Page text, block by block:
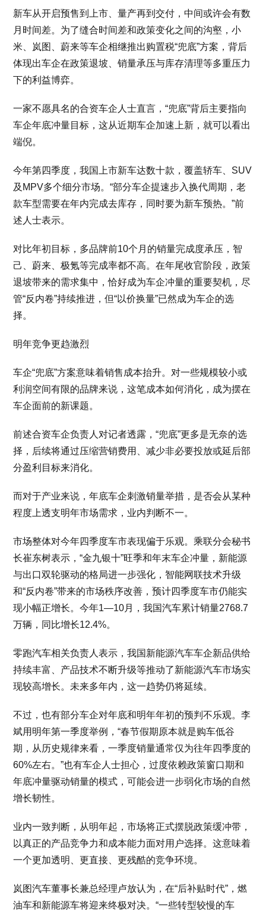
新车从开启预售到上市、量产再到交付，中间或许会有数
月时间差。为了缝合时间差和政策变化之间的沟壑，小
米、岚图、蔚来等车企相继推出购置税“兜底”方案，背后
体现出车企在政策退坡、销量承压与库存清理等多重压力
下的利益博弈。
一家不愿具名的合资车企人士直言，“兜底”背后主要指向
车企年底冲量目标，这从近期车企加速上新，就可以看出
端倪。
今年第四季度，我国上市新车达数十款，覆盖轿车、SUV
及MPV多个细分市场。“部分车企提速步入换代周期，老
款车型需要在年内完成去库存，同时要为新车预热。”前
述人士表示。
对比年初目标，多品牌前10个月的销量完成度承压，智
己、蔚来、极氪等完成率都不高。在年尾收官阶段，政策
退坡带来的需求集中，恰好成为车企冲量的重要契机，尽
管“反内卷”持续推进，但“以价换量”已然成为车企的选
择。
明年竞争更趋激烈
车企“兜底”方案意味着销售成本抬升。对一些规模较小或
利润空间有限的品牌来说，这笔成本如何消化，成为摆在
车企面前的新课题。
前述合资车企负责人对记者透露，“兜底”更多是无奈的选
择，后续将通过压缩营销费用、减少非必要投放或延后部
分盈利目标来消化。
而对于产业来说，年底车企刺激销量举措，是否会从某种
程度上透支明年市场需求，业内判断不一。
市场整体对今年四季度车市表现偏于乐观。乘联分会秘书
长崔东树表示，“金九银十”旺季和年末车企冲量，新能源
与出口双轮驱动的格局进一步强化，智能网联技术升级
和“反内卷”带来的市场秩序改善，预计四季度车市仍能实
现小幅正增长。今年1—10月，我国汽车累计销量2768.7
万辆，同比增长12.4%。
零跑汽车相关负责人表示，我国新能源汽车车企新品供给
持续丰富、产品技术不断升级等推动了新能源汽车市场实
现较高增长。未来多年内，这一趋势仍将延续。
不过，也有部分车企对年底和明年年初的预判不乐观。李
斌用明年第一季度举例，“春节假期原本就是购车低谷
期，从历史规律来看，一季度销量通常仅为往年四季度的
60%左右。”也有车企人士担心，过度依赖政策窗口期和
年底冲量驱动销量的模式，可能会进一步弱化市场的自然
增长韧性。
业内一致判断，从明年起，市场将正式摆脱政策缓冲带，
以真正的产品竞争力和成本能力面对用户选择。这意味着
一个更加透明、更直接、更残酷的竞争环境。
岚图汽车董事长兼总经理卢放认为，在“后补贴时代”，燃
油车和新能源车将迎来终极对决。“一些转型较慢的车